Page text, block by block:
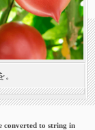
converted to string in